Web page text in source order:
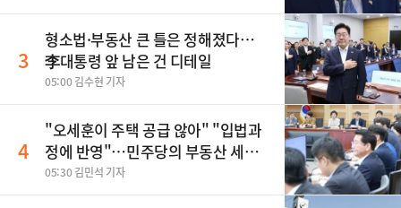
3
형소법·부동산 큰 틀은 정해졌다…
李대통령 앞 남은 건 디테일
05:00 김수현 기자
4
"오세훈이 주택 공급 않아" "입법과
정에 반영"…민주당의 부동산 세제
개편 해법은
05:30 김민석 기자